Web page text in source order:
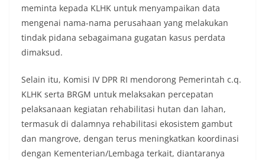
meminta kepada KLHK untuk menyampaikan data
mengenai nama-nama perusahaan yang melakukan
tindak pidana sebagaimana gugatan kasus perdata
dimaksud.
Selain itu, Komisi IV DPR RI mendorong Pemerintah c.q.
KLHK serta BRGM untuk melaksakan percepatan
pelaksanaan kegiatan rehabilitasi hutan dan lahan,
termasuk di dalamnya rehabilitasi ekosistem gambut
dan mangrove, dengan terus meningkatkan koordinasi
dengan Kementerian/Lembaga terkait, diantaranya